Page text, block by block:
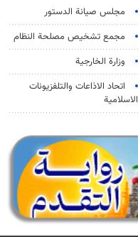
مجلس صيانة الدستور
مجمع تشخيص مصلحة النظام
وزارة الخارجية
اتحاد الاذاعات والتلفزيونات
الاسلامية